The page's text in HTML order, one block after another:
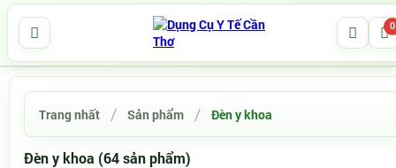
0
Trang nhất Sản phẩm Đèn y khoa
Đèn y khoa (64 sản phẩm)